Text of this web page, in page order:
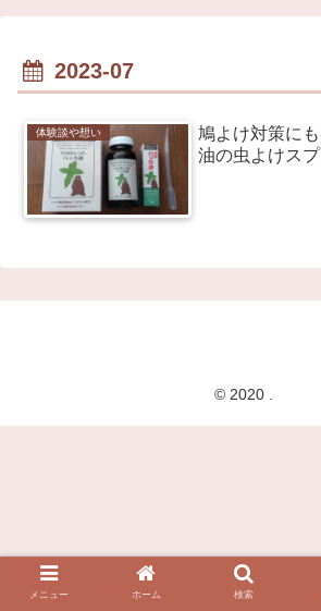
2023-07
体験談や想い
鳩よけ対策に
油の虫よけス
© 2020 .
メニュー ホーム 検索